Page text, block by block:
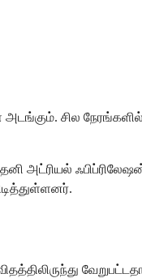
சில
அட்ரியல்